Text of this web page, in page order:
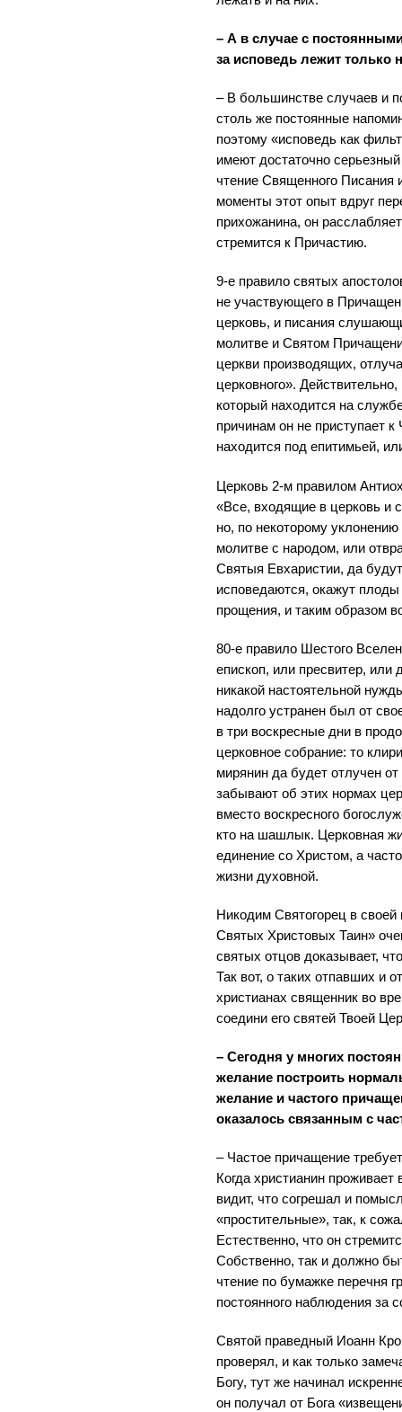
– А в случае с
за исповедь лежит только
– В большинстве случаев и
столь же постоянные
поэтому «исповедь как
имеют достаточно
чтение Священного Писания
моменты этот опыт вдруг
прихожанина, он
стремится к Причастию.
9-е правило святых
не участвующего в
церковь, и писания
молитве и Святом
церкви производящих,
церковного».
который находится на
причинам он не приступает
находится под епитимьей,
Церковь 2-м правилом
«Все, входящие в церковь
но, по некоторому
молитве с народом, или
Святыя Евхаристии, да
исповедаются, окажут
прощения, и таким образом
80-е правило Шестого
епископ, или пресвитер, или
никакой настоятельной
надолго устранен был от
в три воскресные дни в
церковное собрание: то
мирянин да будет отлучен
забывают об этих нормах
вместо воскресного
кто на шашлык. Церковная
единение со Христом, а
жизни духовной.
Никодим Святогорец в
Святых Христовых Таин»
святых отцов доказывает,
Так вот, о таких отпавших и
христианах священник во
соедини его святей Твоей
– Сегодня у многих
желание построить
желание и частого
оказалось связанным с
– Частое причащение
Когда христианин
видит, что согрешал и
«простительные», так, к
Естественно, что он
Собственно, так и должно
чтение по бумажке перечня
постоянного наблюдения за
Святой праведный Иоанн
проверял, и как только
Богу, тут же начинал
он получал от Бога